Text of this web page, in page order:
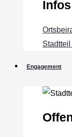
Infos
Engagement